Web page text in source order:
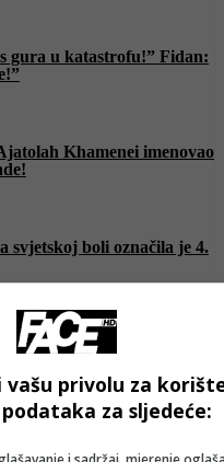
gura u katastrofu!” Fidan:
Khamenei imenovao
svjetskoj boli označila je 4.
u
vašu privolu za
za sljedeće: